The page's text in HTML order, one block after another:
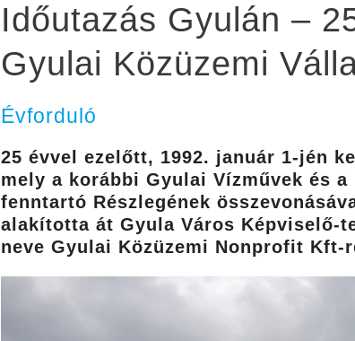
Időutazás Gyulán –
Gyulai Közüzemi
Évforduló
25 évvel ezelőtt, 1992. január 1-jén
mely a korábbi Gyulai Vízművek és
fenntartó Részlegének
alakította át Gyula Város Képviselő-
neve Gyulai Közüzemi Nonprofit Kft-